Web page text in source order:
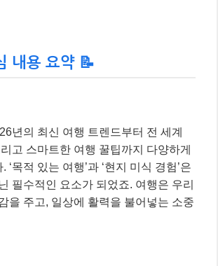
내용 요약 📝
년의 최신 여행 트렌드부터 전 세계
고 스마트한 여행 꿀팁까지 다양하게
‘목적 있는 여행’과 ‘현지 미식 경험’은
필수적인 요소가 되었죠. 여행은 우리
을 주고, 일상에 활력을 불어넣는 소중